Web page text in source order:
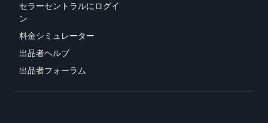
セラーセントラルにログイ
ン
料金シミュレーター
出品者ヘルプ
出品者フォーラム